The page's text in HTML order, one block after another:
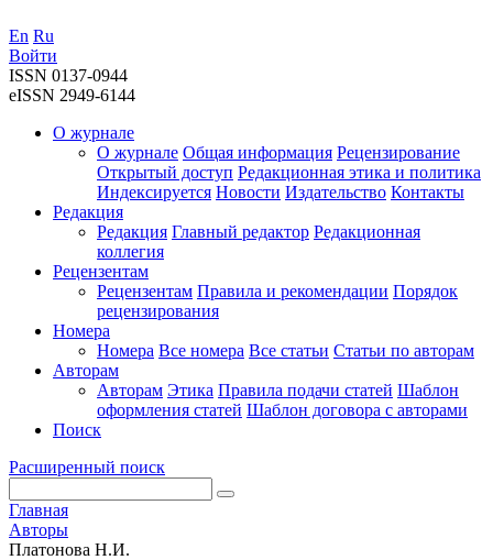
En Ru
Войти
ISSN 0137-0944
eISSN 2949-6144
О журнале
О журнале Общая информация Рецензирование
Открытый доступ Редакционная этика и политика
Индекcируется Новости Издательство Контакты
Редакция
Редакция Главный редактор Редакционная
коллегия
Рецензентам
Рецензентам Правила и рекомендации Порядок
рецензирования
Номера
Номера Все номера Все статьи Статьи по авторам
Авторам
Авторам Этика Правила подачи статей Шаблон
оформления статей Шаблон договора с авторами
Поиск
Расширенный поиск
Главная
Авторы
Платонова Н.И.